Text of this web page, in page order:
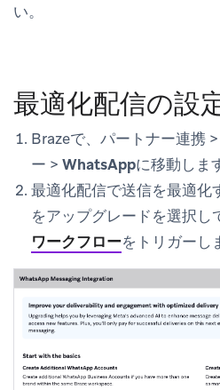
い。
最適化配信の設
Brazeで、 パートナー連携 >
ー > WhatsAppに移動しま
最適化配信で送信を最適化
をアップグレードを選択し
ワークフローをトリガーし